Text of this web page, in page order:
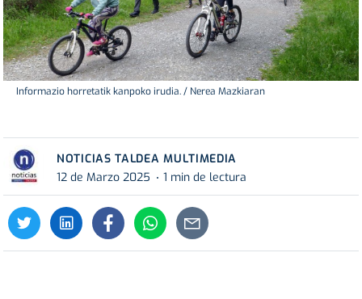
Informazio horretatik kanpoko irudia. / Nerea Mazkiaran
NOTICIAS TALDEA MULTIMEDIA
12 de Marzo 2025
1 min de lectura